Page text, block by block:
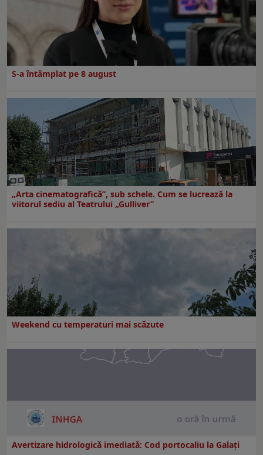
S-a întâmplat pe 8 august
„Arta cinematografică”, sub schele. Cum se lucrează la
viitorul sediu al Teatrului „Gulliver”
Weekend cu temperaturi mai scăzute
Avertizare hidrologică imediată: Cod portocaliu la Galaţi